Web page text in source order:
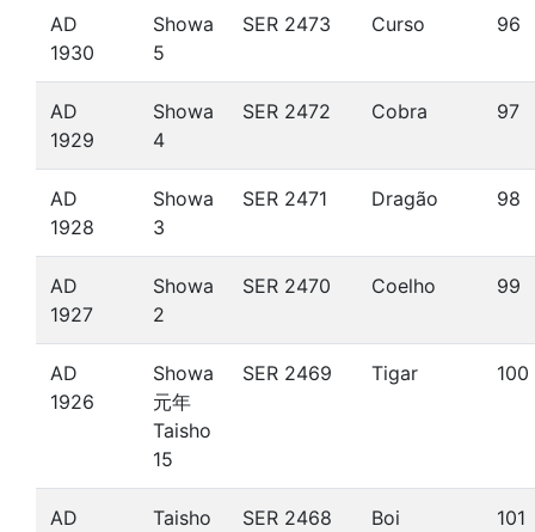
AD
1930
Showa
5
SER 2473 Curso 96
AD
1929
Showa
4
SER 2472 Cobra 97
AD
1928
Showa
3
SER 2471 Dragão 98
AD
1927
Showa
2
SER 2470 Coelho 99
AD
1926
Showa
元年
Taisho
15
SER 2469 Tigar 100
AD
Taisho
SER 2468 Boi 101